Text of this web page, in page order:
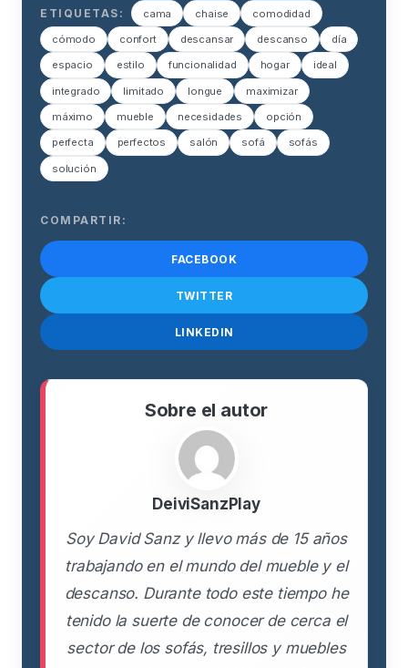
ETIQUETAS: cama chaise comodidad
cómodo confort descansar descanso día
espacio estilo funcionalidad hogar ideal
integrado limitado longue maximizar
máximo mueble necesidades opción
perfecta perfectos salón sofá sofás
solución
COMPARTIR:
FACEBOOK
TWITTER
LINKEDIN
Sobre el autor
DeiviSanzPlay
Soy David Sanz y llevo más de 15 años
trabajando en el mundo del mueble y el
descanso. Durante todo este tiempo he
tenido la suerte de conocer de cerca el
sector de los sofás, tresillos y muebles